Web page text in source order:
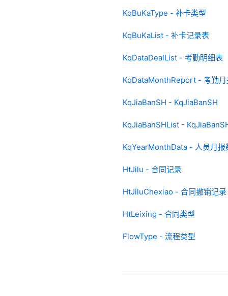
KqBuKaType - 补卡类型
KqBuKaList - 补卡记录表
KqDataDealList - 考勤明细表
KqDataMonthReport - 考勤月
KqJiaBanSH - KqJiaBanSH
KqJiaBanSHList -
KqYearMonthData - 人员月报
HtJilu - 合同记录
HtJiluChexiao - 合同撤销记录
HtLeixing - 合同类型
FlowType - 流程类型